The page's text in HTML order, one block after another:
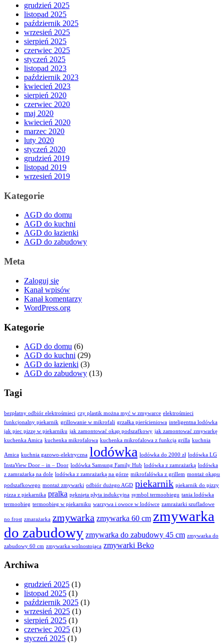
grudzień 2025
listopad 2025
październik 2025
wrzesień 2025
sierpień 2025
czerwiec 2025
styczeń 2025
listopad 2023
październik 2023
kwiecień 2023
sierpień 2020
czerwiec 2020
maj 2020
kwiecień 2020
marzec 2020
luty 2020
styczeń 2020
grudzień 2019
listopad 2019
wrzesień 2019
Kategorie
AGD do domu
AGD do kuchni
AGD do łazienki
AGD do zabudowy
Meta
Zaloguj się
Kanał wpisów
Kanał komentarzy
WordPress.org
Kategorie
AGD do domu (6)
AGD do kuchni (29)
AGD do łazienki (3)
AGD do zabudowy (13)
Tagi
bezpłatny odbiór elektrośmieci czy plastik można myć w zmywarce elektrośmieci
funkcjonalny piekarnik grillowanie w mikrofali grzałka pierścieniowa inteligentna lodówka
jak piec pizzę w piekarniku jak zamontować okap podszafkowy jak zamontować zmywarkę
kuchenka Amica kuchenka mikrofalowa kuchenka mikrofalowa z funkcją grilla kuchnia
Amica kuchnia gazowo-elektryczna lodówka lodówka do 2000 zł lodówka LG
InstaView Door – in – Door lodówka Samsung Family Hub lodówka z zamrażarką lodówka
z zamrażarką na dole lodówka z zamrażarką na górze mikrofalówka z grillem montaż okapu
podszafkowego montaż zmywarki odbiór dużego AGD piekarnik piekarnik do pizzy
pizza z piekarnika pralka pęknięta płyta indukcyjna symbol termoobiegu tania lodówka
termoobieg termoobieg w piekarniku warzywa i owoce w lodówce zamrażarki szufladowe
no frost zmarażarka zmywarka zmywarka 60 cm zmywarka
do zabudowy zmywarka do zabudowy 45 cm zmywarka do
zabudowy 60 cm zmywarka wolnostojąca zmywarki Beko
Archiwa
grudzień 2025 (1)
listopad 2025 (1)
październik 2025 (1)
wrzesień 2025 (1)
sierpień 2025 (1)
czerwiec 2025 (1)
styczeń 2025 (1)